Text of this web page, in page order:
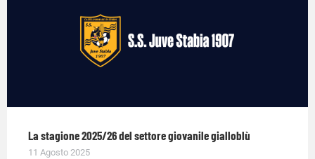
La stagione 2025/26 del settore giovanile gialloblù
11 Agosto 2025